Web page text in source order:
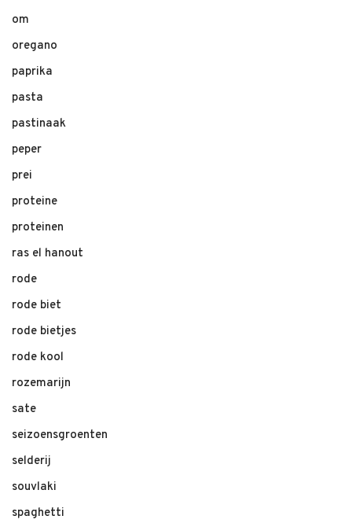
om
oregano
paprika
pasta
pastinaak
peper
prei
proteine
proteinen
ras el hanout
rode
rode biet
rode bietjes
rode kool
rozemarijn
sate
seizoensgroenten
selderij
souvlaki
spaghetti